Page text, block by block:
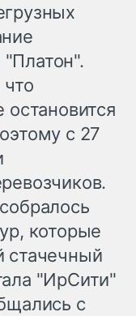
остановится
с 27
которые
стачечный
"ИрСити"
с